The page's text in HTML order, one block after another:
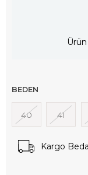
Ürün
BEDEN
40 41
Kargo